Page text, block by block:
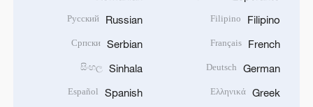
Filipino
Filipino
French
Français
German
Deutsch
Greek
Ελληνικά
Russian
Русский
Serbian
Српски
Sinhala
සිංහල
Spanish
Español